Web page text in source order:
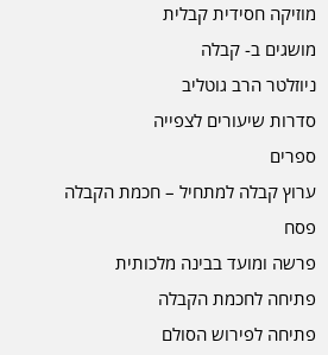
מוזיקה חסידית קבלית
מושגים ב- קבלה
ניוזלטר הרב גוטליב
סדרות שיעורים לצפייה
ספרים
ערוץ קבלה למתחיל – חכמת הקבלה
פסח
פרשה ומועד בבינה מלכותית
פתיחה לחכמת הקבלה
פתיחה לפירוש הסולם